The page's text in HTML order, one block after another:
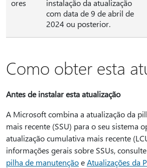
ores
instalação da atualização
com data de 9 de abril de
2024 ou posterior.
Como obter esta
Antes de instalar esta atualização
A Microsoft combina a atualização da
mais recente (SSU) para o seu sistema
atualização cumulativa mais recente
informações gerais sobre SSUs, consulte
pilha de manutençãoeAtualizações da